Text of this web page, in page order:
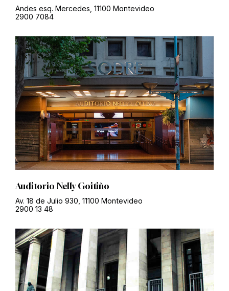
Andes esq. Mercedes, 11100 Montevideo
2900 7084
Auditorio Nelly Goitiño
Av. 18 de Julio 930, 11100 Montevideo
2900 13 48